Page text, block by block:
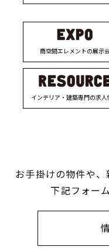
商空間エレメントの展示
インテリア・建築専門の求人
お手掛けの物件や
下記フォー